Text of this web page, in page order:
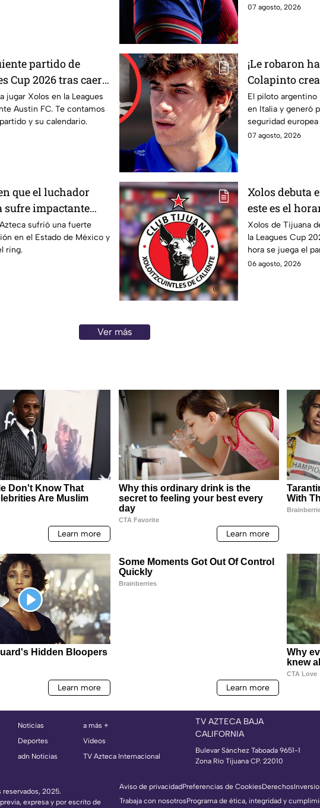
2026.
07 agosto, 2026
partido de
Cup 2026 tras caer
jugar Xolos en la Leagues
Austin FC. Te contamos
y su calendario.
¡Le robaron
Colapinto
seguridad de
El piloto
en Italia y generó
seguridad
07 agosto, 2026
que el luchador
sufre impactante
y sale del ring
sufrió una fuerte
en el Estado de México y
ring.
Xolos debuta
este es el
Austin FC
Xolos de Tijuana
la Leagues Cup
hora se juega el
06 agosto, 2026
Ver más
Noticias
Deportes
adn Noticias
a más +
Videos
TV Azteca Internacional
TV AZTECA BAJA
CALIFORNIA
Bulevar Sánchez Taboada 9651-1
Zona Río Tijuana CP. 22010
reservados, 2025.
expresa y por escrito de
Aviso de privacidadPreferencias de CookiesDerechos
Trabaja con nosotrosPrograma de ética, integridad y